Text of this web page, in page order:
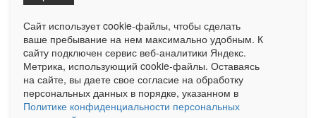
на Сетевое издание «ОрелТаймс» обязательна.
Ограниченная статистика посещаемости доступна на сайте
Liveinternet.ru . Подробная статистика для рекламодателей по запросу
у менеджера.
Реклама Документы О нас Контакты
Сайт использует cookie-файлы, чтобы сделать
ваше пребывание на нем максимально удобным. К
cайту подключен сервис веб-аналитики Яндекс.
Метрика, использующий cookie-файлы. Оставаясь
на сайте, вы даете свое согласие на обработку
персональных данных в порядке, указанном в
Политике конфиденциальности персональных